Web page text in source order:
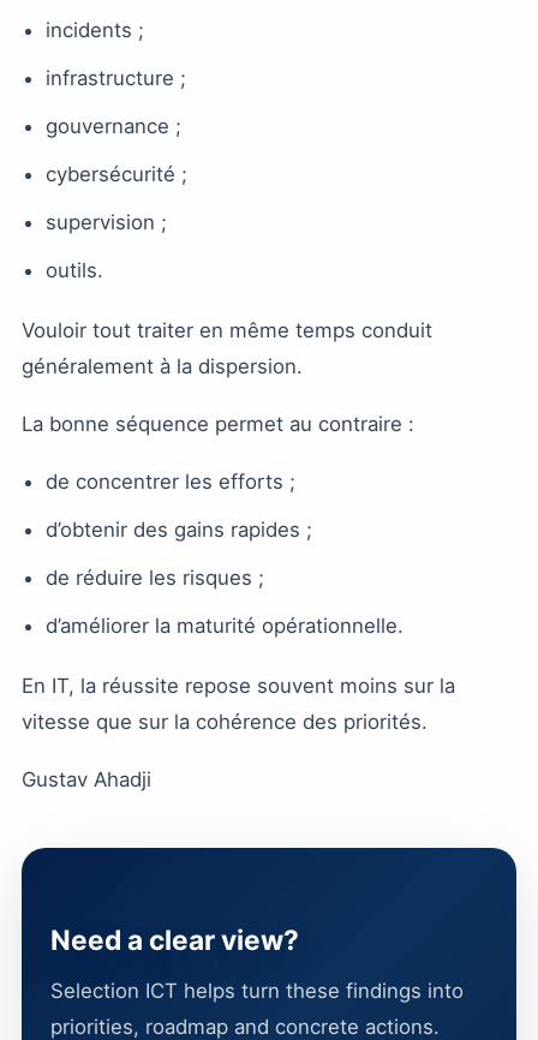
incidents ;
infrastructure ;
gouvernance ;
cybersécurité ;
supervision ;
outils.
Vouloir tout traiter en même temps conduit
généralement à la dispersion.
La bonne séquence permet au contraire :
de concentrer les efforts ;
d’obtenir des gains rapides ;
de réduire les risques ;
d’améliorer la maturité opérationnelle.
En IT, la réussite repose souvent moins sur la
vitesse que sur la cohérence des priorités.
Gustav Ahadji
Need a clear view?
Selection ICT helps turn these findings into
priorities, roadmap and concrete actions.